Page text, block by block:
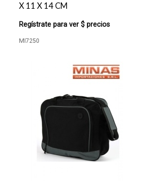
X 11 X 14 CM
Regístrate para ver $ precios
MI7250